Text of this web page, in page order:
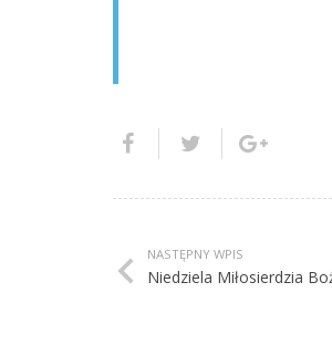
NASTĘPNY WPIS
Niedziela Miłosierdzia